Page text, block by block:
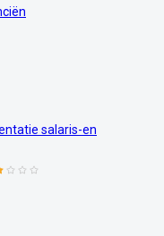
salaris-en